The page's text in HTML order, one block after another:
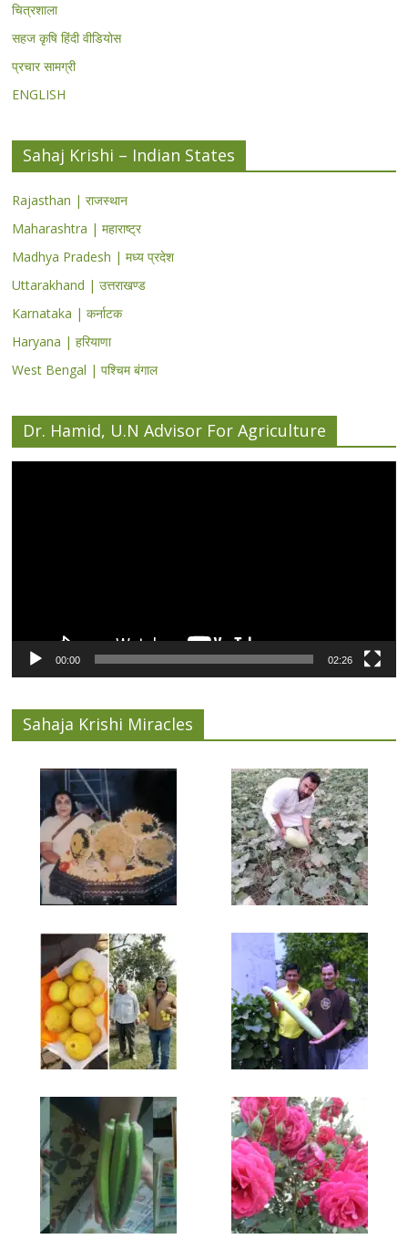
चित्रशाला
सहज कृषि हिंदी वीडियोस
प्रचार सामग्री
ENGLISH
Sahaj Krishi – Indian States
Rajasthan | राजस्थान
Maharashtra | महाराष्ट्र
Madhya Pradesh | मध्य प्रदेश
Uttarakhand | उत्तराखण्ड
Karnataka | कर्नाटक
Haryana | हरियाणा
West Bengal | पश्चिम बंगाल
Dr. Hamid, U.N Advisor For Agriculture
00:00 02:26
Sahaja Krishi Miracles